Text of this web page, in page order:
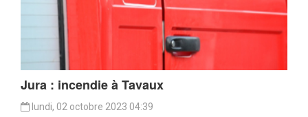
Jura : incendie à Tavaux
lundi, 02 octobre 2023 04:39